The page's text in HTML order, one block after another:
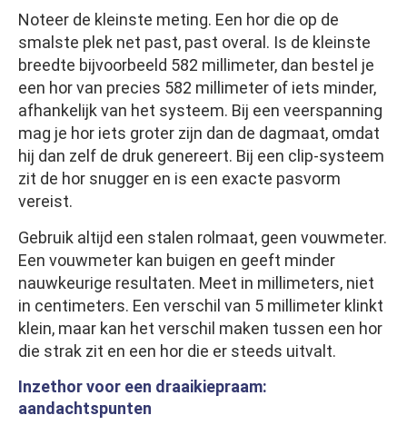
Noteer de kleinste meting. Een hor die op de
smalste plek net past, past overal. Is de kleinste
breedte bijvoorbeeld 582 millimeter, dan bestel je
een hor van precies 582 millimeter of iets minder,
afhankelijk van het systeem. Bij een veerspanning
mag je hor iets groter zijn dan de dagmaat, omdat
hij dan zelf de druk genereert. Bij een clip-systeem
zit de hor snugger en is een exacte pasvorm
vereist.
Gebruik altijd een stalen rolmaat, geen vouwmeter.
Een vouwmeter kan buigen en geeft minder
nauwkeurige resultaten. Meet in millimeters, niet
in centimeters. Een verschil van 5 millimeter klinkt
klein, maar kan het verschil maken tussen een hor
die strak zit en een hor die er steeds uitvalt.
Inzethor voor een draaikiepraam:
aandachtspunten